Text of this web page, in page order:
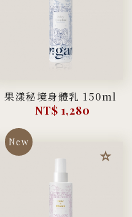
果漾秘境身體乳 150ml
NT$ 1,280